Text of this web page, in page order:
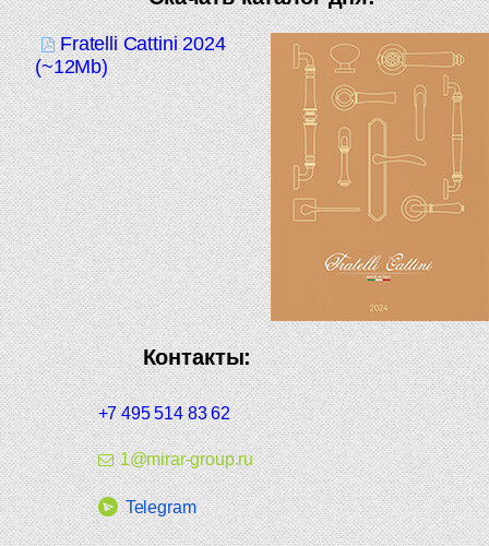
Fratelli Cattini 2024
(~12Mb)
Контакты:
+7 495 514 83 62
1@mirar-group.ru
Telegram